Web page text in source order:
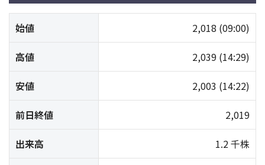
始値 2,018 (09:00)
高値 2,039 (14:29)
安値 2,003 (14:22)
前日終値 2,019
出来高 1.2 千株